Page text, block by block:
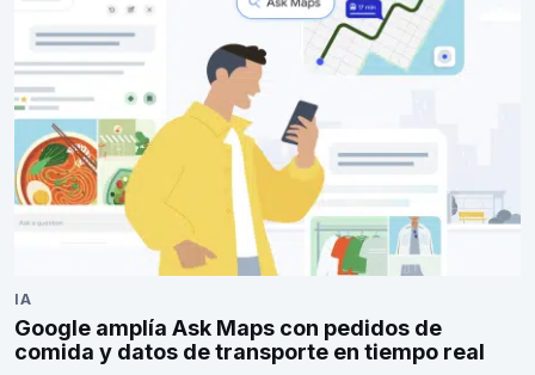
IA
Google amplía Ask Maps con pedidos de
comida y datos de transporte en tiempo real